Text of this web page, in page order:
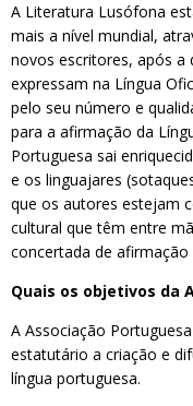
A Literatura Lusófona
mais a nível mundial,
novos escritores, após a
expressam na Língua
pelo seu número e
para a afirmação da
Portuguesa sai
e os linguajares
que os autores estejam
cultural que têm entre
concertada de afirmação
Quais os objetivos da
A Associação
estatutário a criação e
língua portuguesa.